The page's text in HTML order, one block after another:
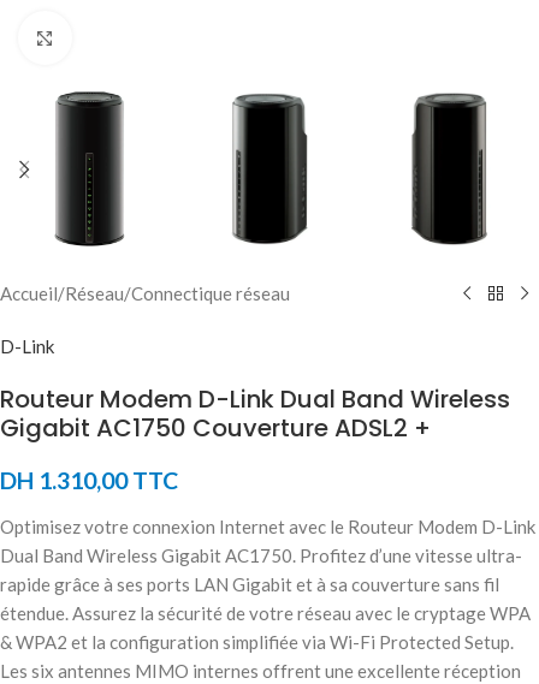
Accueil/Réseau/Connectique réseau
D-Link
Routeur Modem D-Link Dual Band Wireless
Gigabit AC1750 Couverture ADSL2 +
DH 1.310,00TTC
Optimisez votre connexion Internet avec le Routeur Modem D-Link
Dual Band Wireless Gigabit AC1750. Profitez d’une vitesse ultra-
rapide grâce à ses ports LAN Gigabit et à sa couverture sans fil
étendue. Assurez la sécurité de votre réseau avec le cryptage WPA
& WPA2 et la configuration simplifiée via Wi-Fi Protected Setup.
Les six antennes MIMO internes offrent une excellente réception